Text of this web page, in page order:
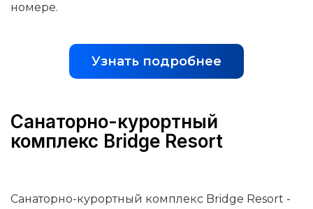
номере.
Узнать подробнее
Санаторно-курортный
комплекс Bridge Resort
Санаторно-курортный комплекс Bridge Resort -